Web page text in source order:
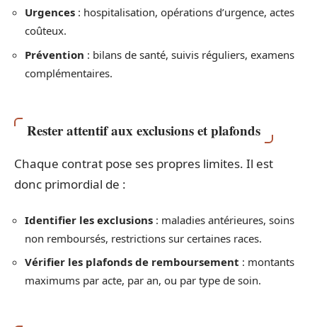
Urgences : hospitalisation, opérations d’urgence, actes
coûteux.
Prévention : bilans de santé, suivis réguliers, examens
complémentaires.
Rester attentif aux exclusions et plafonds
Chaque contrat pose ses propres limites. Il est
donc primordial de :
Identifier les exclusions : maladies antérieures, soins
non remboursés, restrictions sur certaines races.
Vérifier les plafonds de remboursement : montants
maximums par acte, par an, ou par type de soin.